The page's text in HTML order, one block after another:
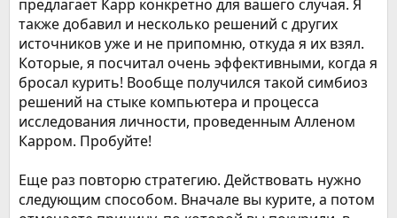
предлагает Карр конкретно для вашего случая. Я
также добавил и несколько решений с других
источников уже и не припомню, откуда я их взял.
Которые, я посчитал очень эффективными, когда я
бросал курить! Вообще получился такой симбиоз
решений на стыке компьютера и процесса
исследования личности, проведенным Алленом
Карром. Пробуйте!
Еще раз повторю стратегию. Действовать нужно
следующим способом. Вначале вы курите, а потом